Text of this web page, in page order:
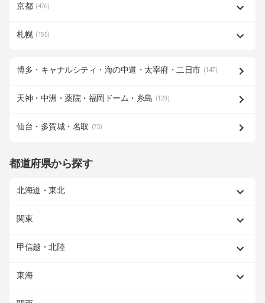
京都 (476)
札幌 (155)
博多・キャナルシティ・海の中道・太宰府・二日市 (147)
天神・中洲・薬院・福岡ドーム・糸島 (120)
仙台・多賀城・名取 (75)
都道府県から探す
北海道・東北
関東
甲信越・北陸
東海